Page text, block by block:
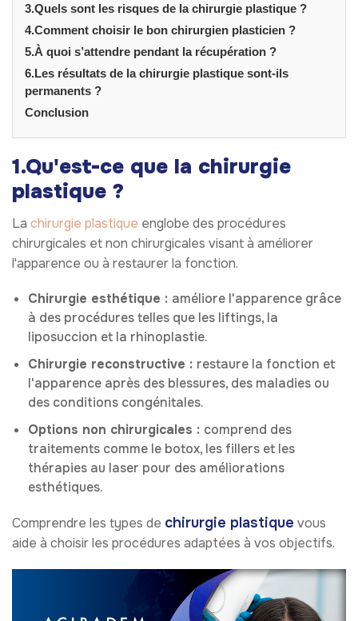
3.Quels sont les risques de la chirurgie plastique ?
4.Comment choisir le bon chirurgien plasticien ?
5.À quoi s’attendre pendant la récupération ?
6.Les résultats de la chirurgie plastique sont-ils
permanents ?
Conclusion
1.Qu'est-ce que la chirurgie
plastique ?
La chirurgie plastique englobe des procédures
chirurgicales et non chirurgicales visant à améliorer
l'apparence ou à restaurer la fonction.
Chirurgie esthétique : améliore l'apparence grâce
à des procédures telles que les liftings, la
liposuccion et la rhinoplastie.
Chirurgie reconstructive : restaure la fonction et
l'apparence après des blessures, des maladies ou
des conditions congénitales.
Options non chirurgicales : comprend des
traitements comme le botox, les fillers et les
thérapies au laser pour des améliorations
esthétiques.
Comprendre les types de chirurgie plastique vous
aide à choisir les procédures adaptées à vos objectifs.